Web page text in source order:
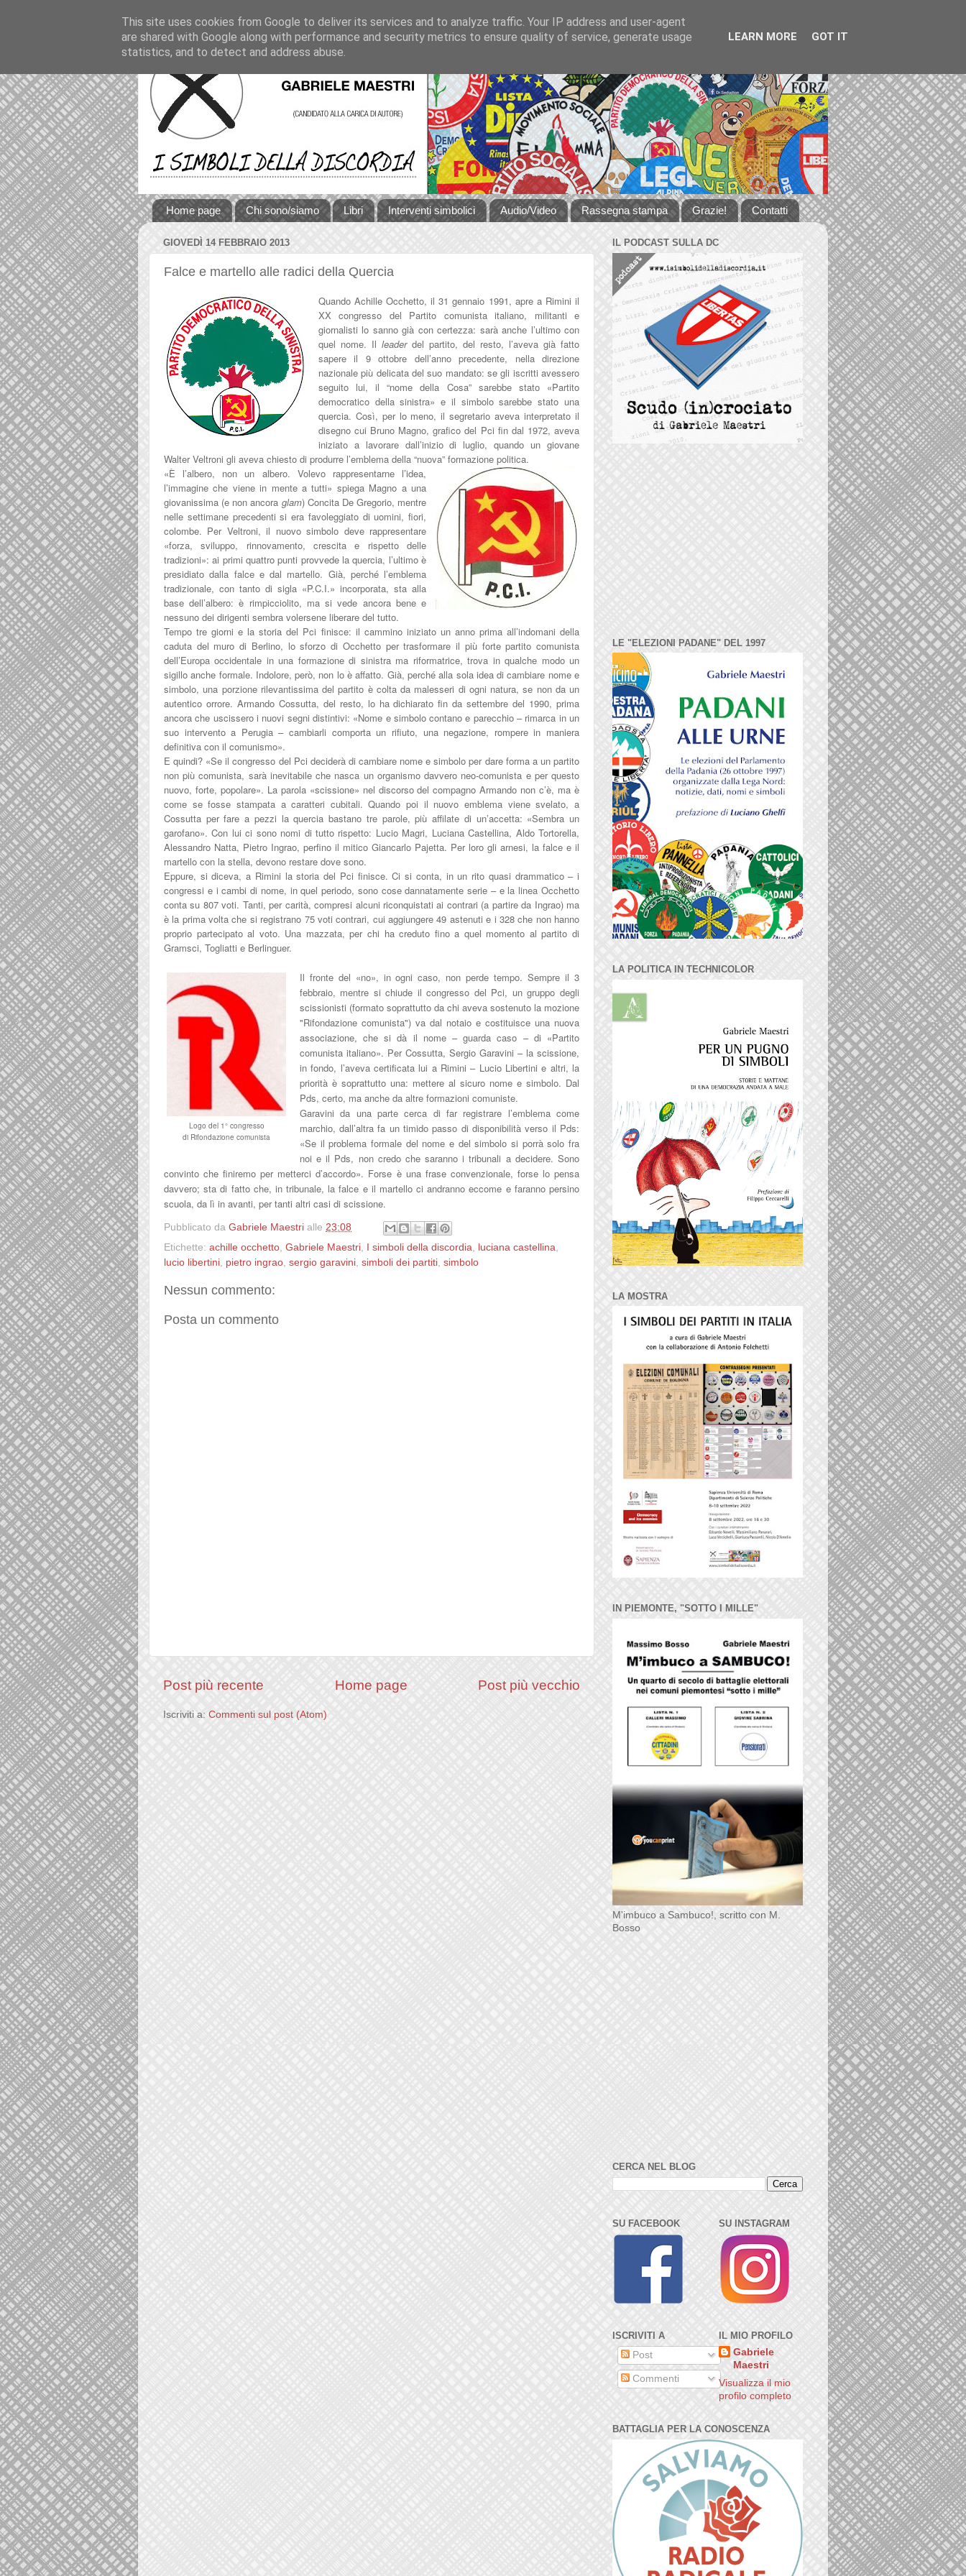
Home page Chi sono/siamo Libri Interventi simbolici Audio/Video Rassegna stampa Grazie! Contatti
GIOVEDÌ 14 FEBBRAIO 2013
Falce e martello alle radici della Quercia
Quando Achille Occhetto, il 31 gennaio 1991, apre a Rimini il
XX congresso del Partito comunista italiano, militanti e
giornalisti lo sanno già con certezza: sarà anche l’ultimo con
quel nome. Il leader del partito, del resto, l’aveva già fatto
sapere il 9 ottobre dell’anno precedente, nella direzione
nazionale più delicata del suo mandato: se gli iscritti avessero
seguito lui, il “nome della Cosa” sarebbe stato «Partito
democratico della sinistra» e il simbolo sarebbe stato una
quercia. Così, per lo meno, il segretario aveva interpretato il
disegno cui Bruno Magno, grafico del Pci fin dal 1972, aveva
iniziato a lavorare dall’inizio di luglio, quando un giovane
Walter Veltroni gli aveva chiesto di produrre l’emblema della “nuova” formazione politica.
«È l’albero, non un albero. Volevo rappresentarne l’idea,
l’immagine che viene in mente a tutti» spiega Magno a una
giovanissima (e non ancora glam) Concita De Gregorio, mentre
nelle settimane precedenti si era favoleggiato di uomini, fiori,
colombe. Per Veltroni, il nuovo simbolo deve rappresentare
«forza, sviluppo, rinnovamento, crescita e rispetto delle
tradizioni»: ai primi quattro punti provvede la quercia, l’ultimo è
presidiato dalla falce e dal martello. Già, perché l’emblema
tradizionale, con tanto di sigla «P.C.I.» incorporata, sta alla
base dell’albero: è rimpicciolito, ma si vede ancora bene e
nessuno dei dirigenti sembra volersene liberare del tutto.
Tempo tre giorni e la storia del Pci finisce: il cammino iniziato un anno prima all’indomani della
caduta del muro di Berlino, lo sforzo di Occhetto per trasformare il più forte partito comunista
dell’Europa occidentale in una formazione di sinistra ma riformatrice, trova in qualche modo un
sigillo anche formale. Indolore, però, non lo è affatto. Già, perché alla sola idea di cambiare nome e
simbolo, una porzione rilevantissima del partito è colta da malesseri di ogni natura, se non da un
autentico orrore. Armando Cossutta, del resto, lo ha dichiarato fin da settembre del 1990, prima
ancora che uscissero i nuovi segni distintivi: «Nome e simbolo contano e parecchio – rimarca in un
suo intervento a Perugia – cambiarli comporta un rifiuto, una negazione, rompere in maniera
definitiva con il comunismo».
E quindi? «Se il congresso del Pci deciderà di cambiare nome e simbolo per dare forma a un partito
non più comunista, sarà inevitabile che nasca un organismo davvero neo-comunista e per questo
nuovo, forte, popolare». La parola «scissione» nel discorso del compagno Armando non c’è, ma è
come se fosse stampata a caratteri cubitali. Quando poi il nuovo emblema viene svelato, a
Cossutta per fare a pezzi la quercia bastano tre parole, più affilate di un’accetta: «Sembra un
garofano». Con lui ci sono nomi di tutto rispetto: Lucio Magri, Luciana Castellina, Aldo Tortorella,
Alessandro Natta, Pietro Ingrao, perfino il mitico Giancarlo Pajetta. Per loro gli arnesi, la falce e il
martello con la stella, devono restare dove sono.
Eppure, si diceva, a Rimini la storia del Pci finisce. Ci si conta, in un rito quasi drammatico – i
congressi e i cambi di nome, in quel periodo, sono cose dannatamente serie – e la linea Occhetto
conta su 807 voti. Tanti, per carità, compresi alcuni riconquistati ai contrari (a partire da Ingrao) ma
è la prima volta che si registrano 75 voti contrari, cui aggiungere 49 astenuti e i 328 che non hanno
proprio partecipato al voto. Una mazzata, per chi ha creduto fino a quel momento al partito di
Gramsci, Togliatti e Berlinguer.
Logo del 1° congresso
di Rifondazione comunista
Il fronte del «no», in ogni caso, non perde tempo. Sempre il 3
febbraio, mentre si chiude il congresso del Pci, un gruppo degli
scissionisti (formato soprattutto da chi aveva sostenuto la mozione
"Rifondazione comunista") va dal notaio e costituisce una nuova
associazione, che si dà il nome – guarda caso – di «Partito
comunista italiano». Per Cossutta, Sergio Garavini – la scissione,
in fondo, l’aveva certificata lui a Rimini – Lucio Libertini e altri, la
priorità è soprattutto una: mettere al sicuro nome e simbolo. Dal
Pds, certo, ma anche da altre formazioni comuniste.
Garavini da una parte cerca di far registrare l’emblema come
marchio, dall’altra fa un timido passo di disponibilità verso il Pds:
«Se il problema formale del nome e del simbolo si porrà solo fra
noi e il Pds, non credo che saranno i tribunali a decidere. Sono
convinto che finiremo per metterci d’accordo». Forse è una frase convenzionale, forse lo pensa
davvero; sta di fatto che, in tribunale, la falce e il martello ci andranno eccome e faranno persino
scuola, da lì in avanti, per tanti altri casi di scissione.
Pubblicato da Gabriele Maestri alle 23:08
Etichette: achille occhetto Gabriele Maestri I simboli della discordia luciana castellina
lucio libertini pietro ingrao sergio garavini simboli dei partiti simbolo
Nessun commento:
Posta un commento
Post più recente Post più vecchio
Home page
Iscriviti a: Commenti sul post (Atom)
IL PODCAST SULLA DC
LE "ELEZIONI PADANE" DEL 1997
LA POLITICA IN TECHNICOLOR
LA MOSTRA
IN PIEMONTE, "SOTTO I MILLE"
M'imbuco a Sambuco!, scritto con M.
Bosso
CERCA NEL BLOG
SU FACEBOOK
ISCRIVITI A
Post
Commenti
SU INSTAGRAM
IL MIO PROFILO
Gabriele
Maestri
Visualizza il mio
profilo completo
BATTAGLIA PER LA CONOSCENZA
This site uses cookies from Google to deliver its services and to analyze traffic. Your IP address and user-agent
are shared with Google along with performance and security metrics to ensure quality of service, generate usage
statistics, and to detect and address abuse.
LEARN MORE GOT IT